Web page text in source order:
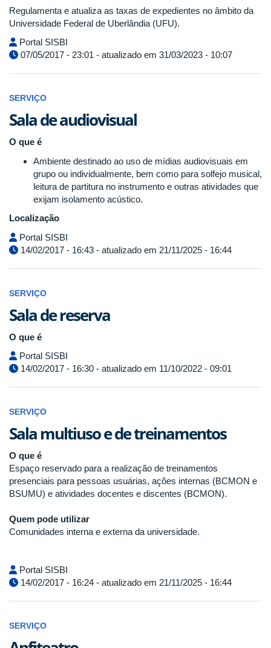
Regulamenta e atualiza as taxas de expedientes no âmbito da
Universidade Federal de Uberlândia (UFU).
Portal SISBI
07/05/2017 - 23:01 - atualizado em 31/03/2023 - 10:07
SERVIÇO
Sala de audiovisual
O que é
Ambiente destinado ao uso de mídias audiovisuais em
grupo ou individualmente, bem como para solfejo musical,
leitura de partitura no instrumento e outras atividades que
exijam isolamento acústico.
Localização
Portal SISBI
14/02/2017 - 16:43 - atualizado em 21/11/2025 - 16:44
SERVIÇO
Sala de reserva
O que é
Portal SISBI
14/02/2017 - 16:30 - atualizado em 11/10/2022 - 09:01
SERVIÇO
Sala multiuso e de treinamentos
O que é
Espaço reservado para a realização de treinamentos
presenciais para pessoas usuárias, ações internas (BCMON e
BSUMU) e atividades docentes e discentes (BCMON).
Quem pode utilizar
Comunidades interna e externa da universidade.
Portal SISBI
14/02/2017 - 16:24 - atualizado em 21/11/2025 - 16:44
SERVIÇO